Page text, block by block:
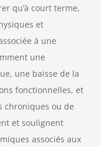
qu’à court terme,
et
à une
une
une baisse de la
fonctionnelles, et
chroniques ou de
et soulignent
associés aux